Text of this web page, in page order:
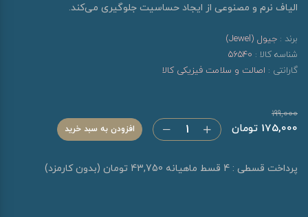
الیاف نرم و مصنوعی از ایجاد حساسیت جلوگیری می‌کند.
برند : جیول (Jewel)
شناسه کالا : 56540
گارانتی : اصالت و سلامت فیزیکی کالا
175,000 تومان
199,000
افزودن به سبد خرید
پرداخت قسطی : 4 قسط ماهیانه 43,750 تومان (بدون کارمزد)